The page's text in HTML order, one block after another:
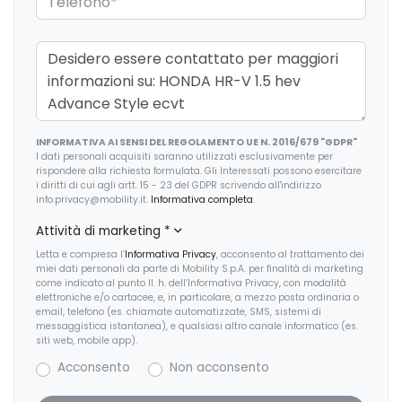
Fari a led
Fari con accensione automatica
Fari con accensione automatica + sensore pioggia
Fendinebbia anteriori
Freno di stazionamento elettrico
Interni in pelle
Limitatore di velocità
Luci diurne
Pacchetto sicurezza
Parabrezza termico
INFORMATIVA AI SENSI DEL REGOLAMENTO UE N. 2016/679 "GDPR"
I dati personali acquisiti saranno utilizzati esclusivamente per
rispondere alla richiesta formulata. Gli Interessati possono esercitare
i diritti di cui agli artt. 15 - 23 del GDPR scrivendo all'indirizzo
info.privacy@mobility.it. Informativa completa.
Attività di marketing *
Letta e compresa l’Informativa Privacy, acconsento al trattamento dei
miei dati personali da parte di Mobility S.p.A. per finalità di marketing
come indicato al punto II. h. dell’Informativa Privacy, con modalità
elettroniche e/o cartacee, e, in particolare, a mezzo posta ordinaria o
email, telefono (es. chiamate automatizzate, SMS, sistemi di
messaggistica istantanea), e qualsiasi altro canale informatico (es.
siti web, mobile app).
Acconsento Non acconsento